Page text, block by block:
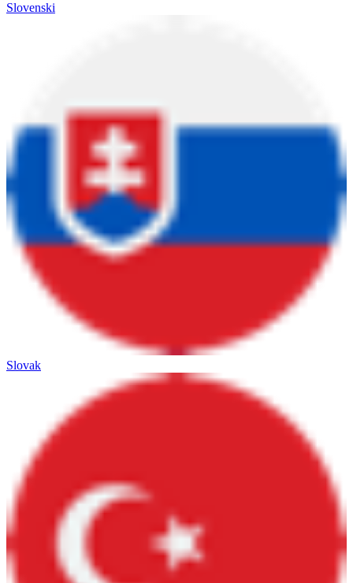
Slovenski
Slovak